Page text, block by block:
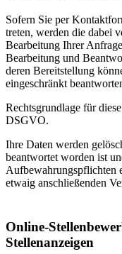
Sofern Sie per
treten, werden die dabei
Bearbeitung Ihrer
Bearbeitung und
deren Bereitstellung
eingeschränkt
Rechtsgrundlage für
DSGVO.
Ihre Daten werden
beantwortet worden ist
Aufbewahrungspflichten
etwaig anschließenden
Online-
Stellenanzeigen